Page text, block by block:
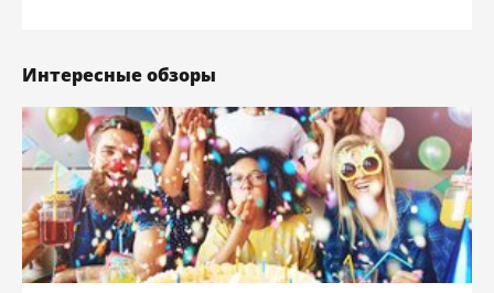
Интересные обзоры